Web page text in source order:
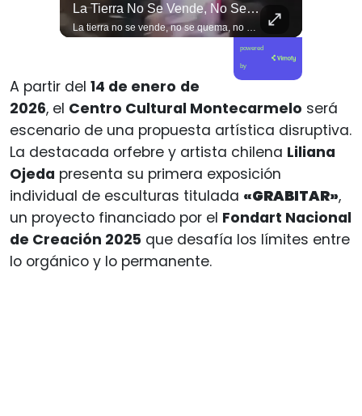
La Tierra No Se Vende, No Se Quema, No Se Desaloja La Protesta En Toda #argentina Contra La Injerencia Norteamericana Y Sionista Siendo Frenada Por...
La tierra no se vende, no se quema, no se desaloja la protesta en toda #argentina contra la injerencia norteamericana y sionista siendo frenada por un pueblo movilizado y un Milei que se arrodilla #noticias
powered
by
A partir del 14 de enero de
2026, el Centro Cultural Montecarmelo será
escenario de una propuesta artística disruptiva.
La destacada orfebre y artista chilena Liliana
Ojeda presenta su primera exposición
individual de esculturas titulada «GRABITAR»,
un proyecto financiado por el Fondart Nacional
de Creación 2025 que desafía los límites entre
lo orgánico y lo permanente.